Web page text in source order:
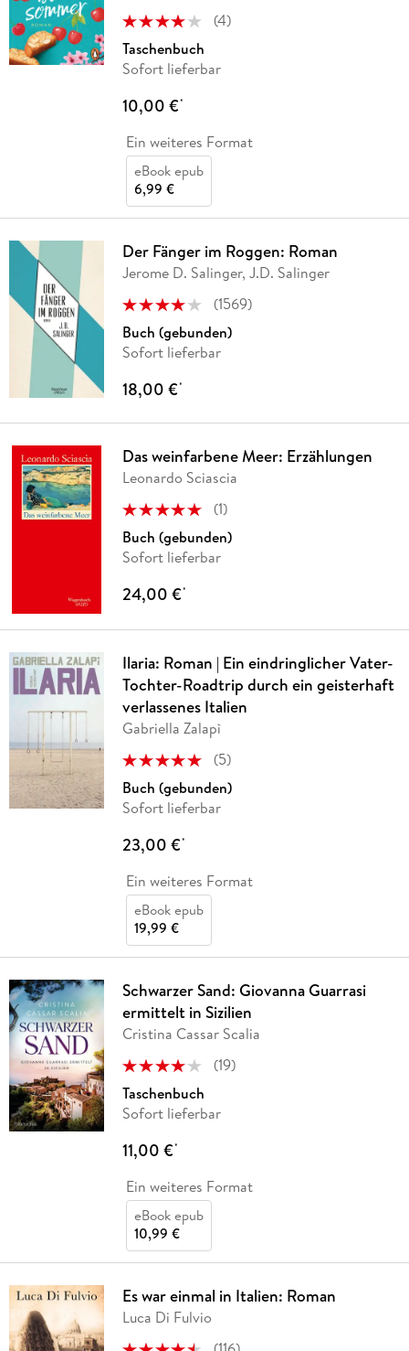
(4)
Taschenbuch
Sofort lieferbar
10,00 €*
Ein weiteres Format
eBook epub
6,99 €
Der Fänger im Roggen: Roman
Jerome D. Salinger, J.D. Salinger
(1569)
Buch (gebunden)
Sofort lieferbar
18,00 €*
Das weinfarbene Meer: Erzählungen
Leonardo Sciascia
(1)
Buch (gebunden)
Sofort lieferbar
24,00 €*
Ilaria: Roman | Ein eindringlicher Vater-
Tochter-Roadtrip durch ein geisterhaft
verlassenes Italien
Gabriella Zalapì
(5)
Buch (gebunden)
Sofort lieferbar
23,00 €*
Ein weiteres Format
eBook epub
19,99 €
Schwarzer Sand: Giovanna Guarrasi
ermittelt in Sizilien
Cristina Cassar Scalia
(19)
Taschenbuch
Sofort lieferbar
11,00 €*
Ein weiteres Format
eBook epub
10,99 €
Es war einmal in Italien: Roman
Luca Di Fulvio